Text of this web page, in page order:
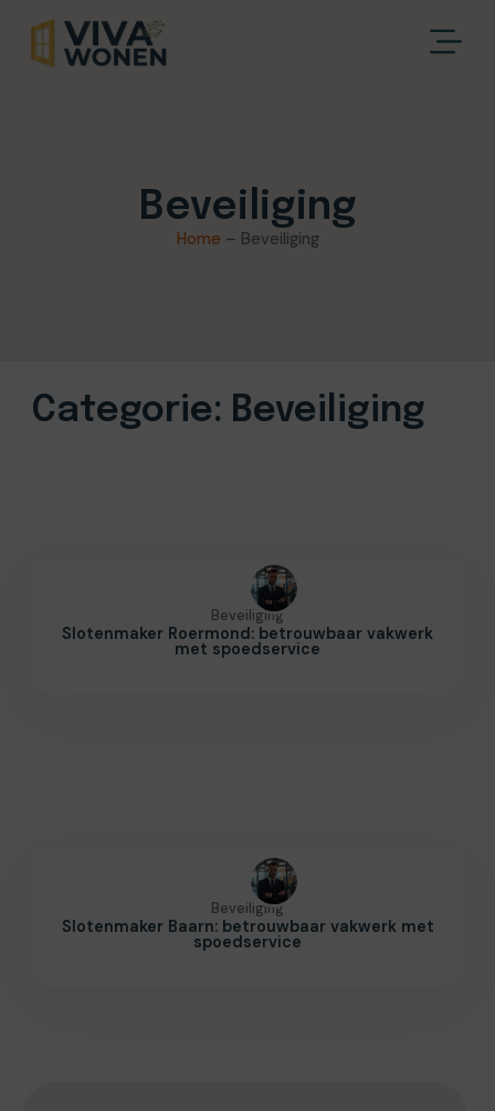
Beveiliging
Home – Beveiliging
Categorie: Beveiliging
Beveiliging
Slotenmaker Roermond: betrouwbaar vakwerk
met spoedservice
Beveiliging
Slotenmaker Baarn: betrouwbaar vakwerk met
spoedservice